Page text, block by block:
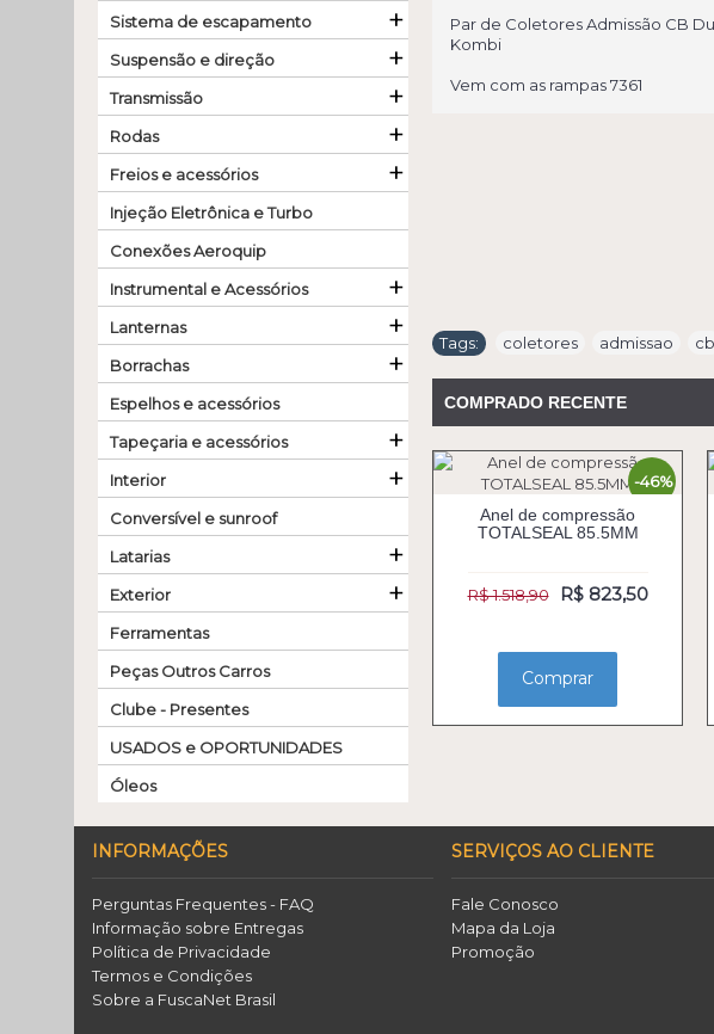
Sistema de escapamento +
Suspensão e direção +
Transmissão +
Rodas +
Freios e acessórios +
Injeção Eletrônica e Turbo
Conexões Aeroquip
Instrumental e Acessórios
+
Lanternas +
Borrachas +
Espelhos e acessórios
Tapeçaria e acessórios
+
Interior +
Conversível e sunroof
Latarias
+
Exterior +
Ferramentas
Peças Outros Carros
Clube - Presentes
USADOS e OPORTUNIDADES
Óleos
Par de Coletores Admissão CB
Kombi
Vem com as rampas 7361
Tags: coletores admissao cb
COMPRADO RECENTE
-46%
Anel de compressão
TOTALSEAL 85.5MM
R$ 1.518,90 R$ 823,50
Comprar
INFORMAÇÕES
Perguntas Frequentes - FAQ
Informação sobre Entregas
Política de Privacidade
Termos e Condições
Sobre a FuscaNet Brasil
SERVIÇOS AO CLIENTE
Fale Conosco
Mapa da Loja
Promoção